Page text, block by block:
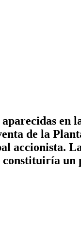
en
de la
accionista.
un